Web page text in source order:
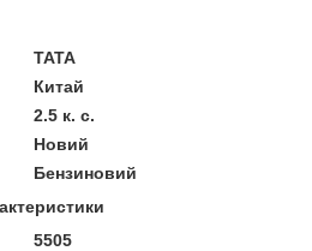
TATA
Китай
2.5 к. с.
Новий
Бензиновий
5505